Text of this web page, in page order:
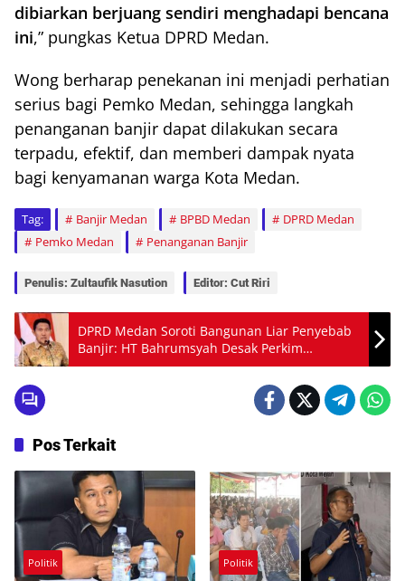
dibiarkan berjuang sendiri menghadapi bencana
ini,” pungkas Ketua DPRD Medan.
Wong berharap penekanan ini menjadi perhatian
serius bagi Pemko Medan, sehingga langkah
penanganan banjir dapat dilakukan secara
terpadu, efektif, dan memberi dampak nyata
bagi kenyamanan warga Kota Medan.
Tag: Banjir Medan BPBD Medan
DPRD Medan
Pemko Medan
Penanganan Banjir
Penulis: Zultaufik Nasution Editor: Cut Riri
DPRD Medan Soroti Bangunan Liar Penyebab
Banjir: HT Bahrumsyah Desak Perkim
Bertindak
Pos Terkait
Politik Politik